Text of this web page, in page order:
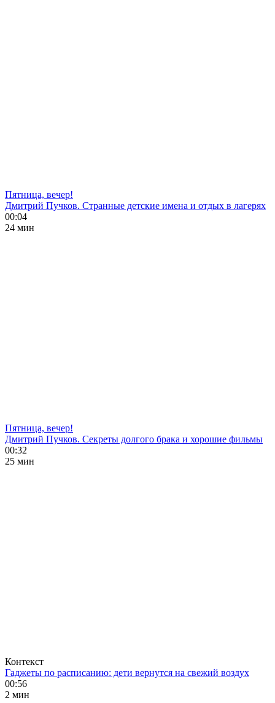
Пятница, вечер!
Дмитрий Пучков. Странные детские имена и отдых в лагерях
00:04
24 мин
Пятница, вечер!
Дмитрий Пучков. Секреты долгого брака и хорошие фильмы
00:32
25 мин
Контекст
Гаджеты по расписанию: дети вернутся на свежий воздух
00:56
2 мин